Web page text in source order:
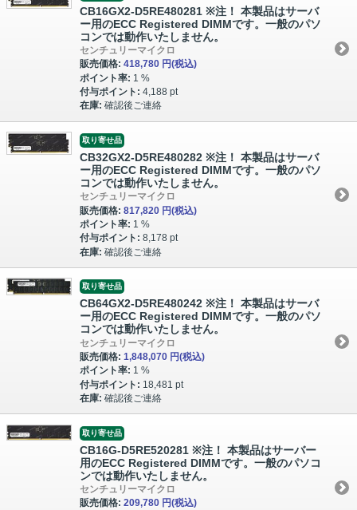
CB16GX2-D5RE480281 ※注！ 本製品はサーバ
ー用のECC Registered DIMMです。一般のパソ
コンでは動作いたしません。
センチュリーマイクロ
販売価格: 418,780 円(税込)
ポイント率: 1 %
付与ポイント: 4,188 pt
在庫: 確認後ご連絡
取り寄せ品
CB32GX2-D5RE480282 ※注！ 本製品はサーバ
ー用のECC Registered DIMMです。一般のパソ
コンでは動作いたしません。
センチュリーマイクロ
販売価格: 817,820 円(税込)
ポイント率: 1 %
付与ポイント: 8,178 pt
在庫: 確認後ご連絡
取り寄せ品
CB64GX2-D5RE480242 ※注！ 本製品はサーバ
ー用のECC Registered DIMMです。一般のパソ
コンでは動作いたしません。
センチュリーマイクロ
販売価格: 1,848,070 円(税込)
ポイント率: 1 %
付与ポイント: 18,481 pt
在庫: 確認後ご連絡
取り寄せ品
CB16G-D5RE520281 ※注！ 本製品はサーバー
用のECC Registered DIMMです。一般のパソコ
ンでは動作いたしません。
センチュリーマイクロ
販売価格: 209,780 円(税込)